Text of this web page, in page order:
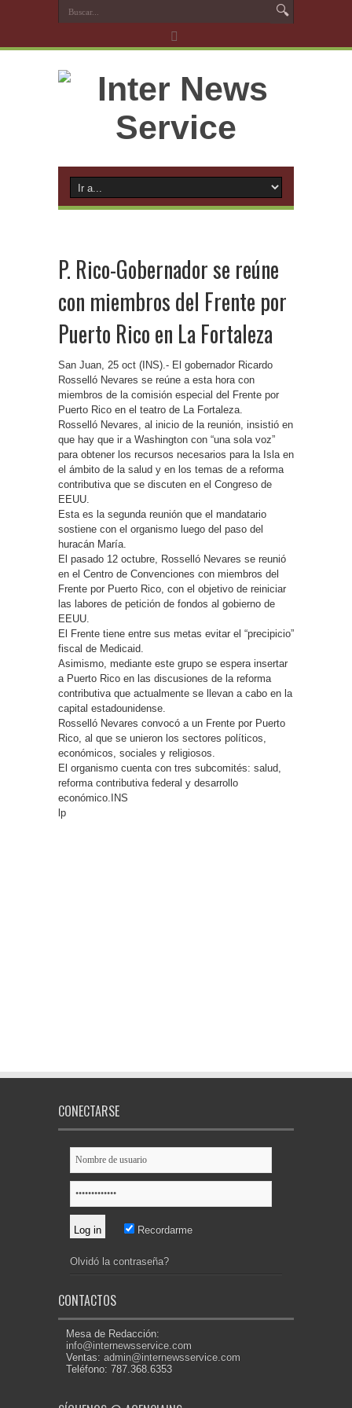
P. Rico-Gobernador se reúne
con miembros del Frente por
Puerto Rico en La Fortaleza
San Juan, 25 oct (INS).- El gobernador Ricardo
Rosselló Nevares se reúne a esta hora con
miembros de la comisión especial del Frente por
Puerto Rico en el teatro de La Fortaleza.
Rosselló Nevares, al inicio de la reunión, insistió en
que hay que ir a Washington con “una sola voz”
para obtener los recursos necesarios para la Isla en
el ámbito de la salud y en los temas de a reforma
contributiva que se discuten en el Congreso de
EEUU.
Esta es la segunda reunión que el mandatario
sostiene con el organismo luego del paso del
huracán María.
El pasado 12 octubre, Rosselló Nevares se reunió
en el Centro de Convenciones con miembros del
Frente por Puerto Rico, con el objetivo de reiniciar
las labores de petición de fondos al gobierno de
EEUU.
El Frente tiene entre sus metas evitar el “precipicio”
fiscal de Medicaid.
Asimismo, mediante este grupo se espera insertar
a Puerto Rico en las discusiones de la reforma
contributiva que actualmente se llevan a cabo en la
capital estadounidense.
Rosselló Nevares convocó a un Frente por Puerto
Rico, al que se unieron los sectores políticos,
económicos, sociales y religiosos.
El organismo cuenta con tres subcomités: salud,
reforma contributiva federal y desarrollo
económico.INS
lp
CONECTARSE
Recordarme
Olvidó la contraseña?
CONTACTOS
Mesa de Redacción:
info@internewsservice.com
Ventas: admin@internewsservice.com
Teléfono: 787.368.6353